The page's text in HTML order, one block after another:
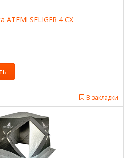
ATEMI SELIGER 4 CX
В закладки